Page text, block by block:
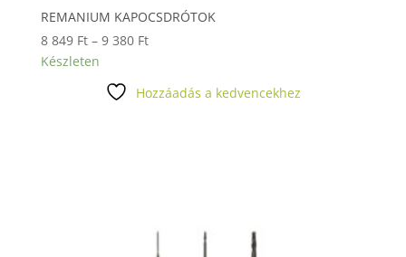
REMANIUM KAPOCSDRÓTOK
8 849 Ft – 9 380 FtÁrtartomány:
-
Készleten
Hozzáadás a kedvencekhez